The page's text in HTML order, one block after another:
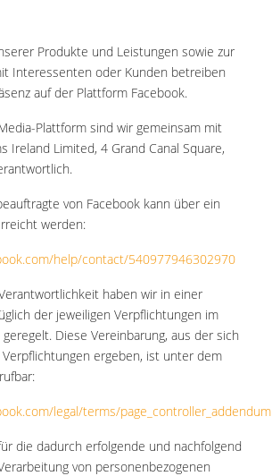
Produkte und Leistungen sowie zur
Interessenten oder Kunden betreiben
auf der Plattform Facebook.
Plattform sind wir gemeinsam mit
Ireland Limited, 4 Grand Canal Square,
von Facebook kann über ein
werden:
help/contact/540977946302970
haben wir in einer
der jeweiligen Verpflichtungen im
Diese Vereinbarung, aus der sich
ergeben, ist unter dem
legal/terms/page_controller_addendum
die dadurch erfolgende und nachfolgend
von personenbezogenen